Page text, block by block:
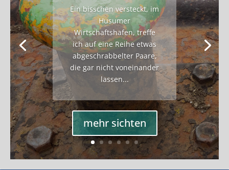
Ein bisschen versteckt, im
Husumer
Wirtschaftshafen, treffe
ich auf eine Reihe etwas
abgeschrabbelter Paare,
die gar nicht voneinander
lassen...
mehr sichten